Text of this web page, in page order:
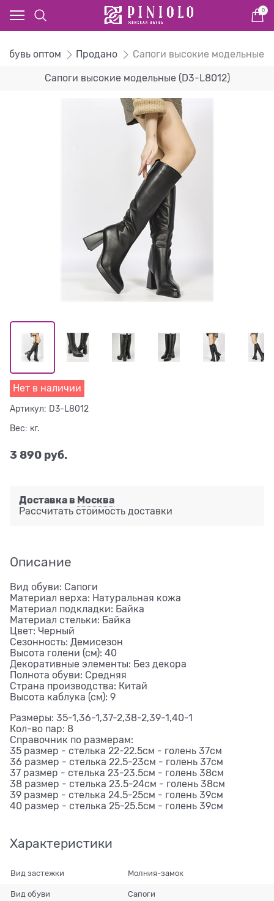
0
обувь оптом Продано Сапоги высокие модельные
Сапоги высокие модельные (D3-L8012)
Нет в наличии
Артикул: D3-L8012
Вес: кг.
3 890 руб.
Доставка в Москва
Рассчитать стоимость доставки
Описание
Вид обуви: Сапоги
Материал верха: Натуральная кожа
Материал подкладки: Байка
Материал стельки: Байка
Цвет: Черный
Сезонность: Демисезон
Высота голени (см): 40
Декоративные элементы: Без декора
Полнота обуви: Средняя
Страна производства: Китай
Высота каблука (см): 9
Размеры: 35-1,36-1,37-2,38-2,39-1,40-1
Кол-во пар: 8
Справочник по размерам:
35 размер - стелька 22-22.5см - голень 37см
36 размер - стелька 22.5-23см - голень 37см
37 размер - стелька 23-23.5см - голень 38см
38 размер - стелька 23.5-24см - голень 38см
39 размер - стелька 24.5-25см - голень 39см
40 размер - стелька 25-25.5см - голень 39см
Характеристики
Вид застежки Молния-замок
Вид обуви Сапоги